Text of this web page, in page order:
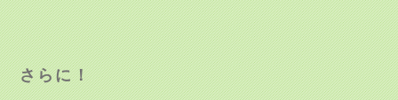
さらに！